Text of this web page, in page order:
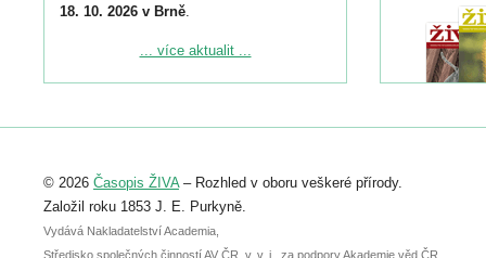
18. 10. 2026 v Brně.
Podrobnější informace ke konferenci
Registrovat se můžete do 6. září.
abstraktu přihlášené přednášky nebo
posteru je už 30. června.
... více aktualit ...
© 2026 Časopis ŽIVA– Rozhled v oboru veškeré přírody.
Založil roku 1853 J. E. Purkyně.
Vydává Nakladatelství Academia,
Středisko společných činností AV ČR, v. v. i., za podpory Akademie věd ČR.